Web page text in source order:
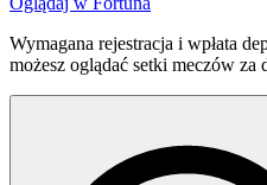
Wymagana rejestracja i wpłata
możesz oglądać setki meczów